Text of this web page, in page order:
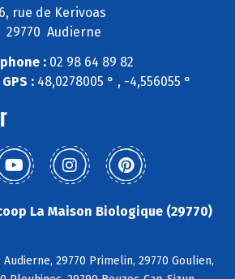
6, rue de Kerivoas
29770 Audierne
:02 98 64 89 82
: 48,0278005 ° , -4,556055 °
La Maison Biologique (29770)
Audierne, 29770 Primelin, 29770 Goulien,